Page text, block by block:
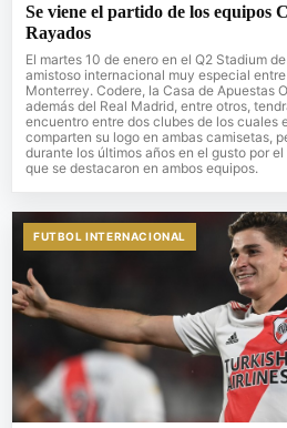
Se viene el partido de los equipos
Rayados
El martes 10 de enero en el Q2 Stadium
amistoso internacional muy especial
Monterrey. Codere, la Casa de Apuestas
además del Real Madrid, entre otros,
encuentro entre dos clubes de los cuales
comparten su logo en ambas camisetas,
durante los últimos años en el gusto por
que se destacaron en ambos equipos.
FUTBOL INTERNACIONAL